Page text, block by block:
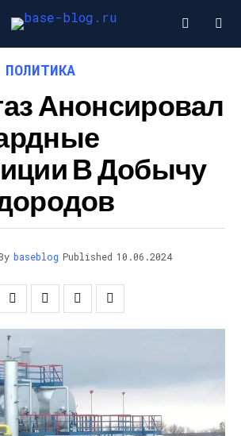
Анонсировал
В Добычу
By baseblog Published 10.06.2024